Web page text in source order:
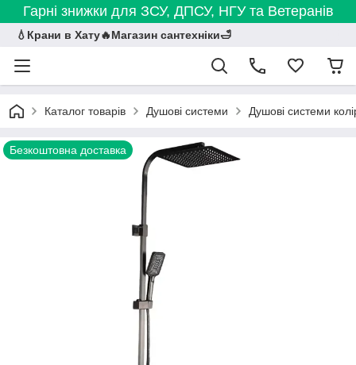
Гарні знижки для ЗСУ, ДПСУ, НГУ та Ветеранів
💧Крани в Хату🔥Магазин сантехніки🛁
Каталог товарів Душові системи Душові системи
Безкоштовна доставка